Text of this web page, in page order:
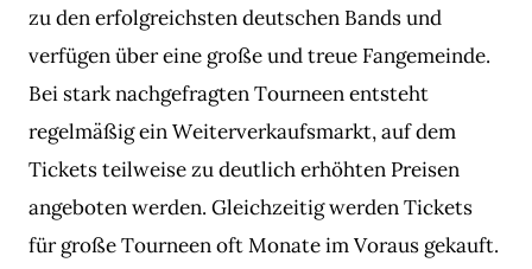
zu den erfolgreichsten deutschen Bands und
verfügen über eine große und treue Fangemeinde.
Bei stark nachgefragten Tourneen entsteht
regelmäßig ein Weiterverkaufsmarkt, auf dem
Tickets teilweise zu deutlich erhöhten Preisen
angeboten werden. Gleichzeitig werden Tickets
für große Tourneen oft Monate im Voraus gekauft.